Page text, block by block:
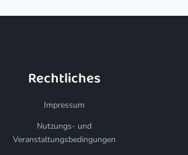
Rechtliches
Impressum
Nutzungs- und
Veranstaltungsbedingungen